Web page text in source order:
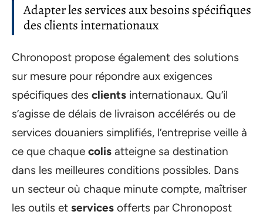
Adapter les services aux besoins spécifiques
des clients internationaux
Chronopost propose également des solutions
sur mesure pour répondre aux exigences
spécifiques des clients internationaux. Qu’il
s’agisse de délais de livraison accélérés ou de
services douaniers simplifiés, l’entreprise veille à
ce que chaque colis atteigne sa destination
dans les meilleures conditions possibles. Dans
un secteur où chaque minute compte, maîtriser
les outils et services offerts par Chronopost